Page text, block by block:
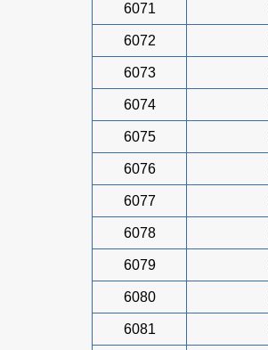
6071
6072
6073
6074
6075
6076
6077
6078
6079
6080
6081